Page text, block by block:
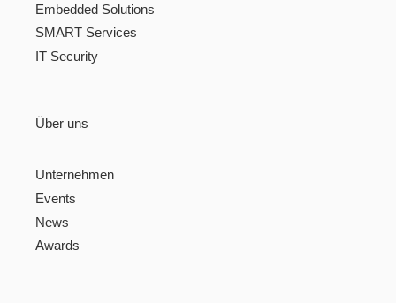
Embedded Solutions
SMART Services
IT Security
Über uns
Unternehmen
Events
News
Awards